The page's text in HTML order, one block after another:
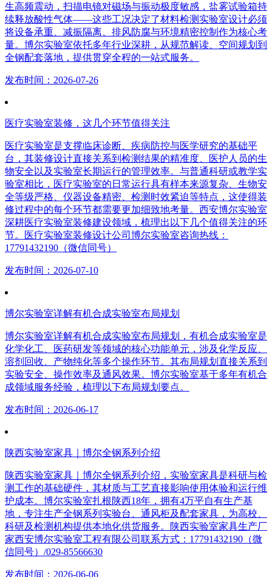
生高频震动，扫描电镜对磁场与振动极度敏感，盐雾试验箱持
续释放酸性气体——这些工况决定了材料检测实验室设计必须
将设备承重、减振隔离、排风防腐与环境精密控制作为核心考
量。博尔实验室依托多年行业深耕，从规范解读、空间规划到
全钢配套落地，提供贯穿全程的一站式服务。
发布时间：2026-07-26
医疗实验室装修，这几个环节值得关注
医疗实验室是支撑临床诊断、疾病防控与医学研究的基础平
台，其装修设计直接关系到检测结果的精准度、医护人员的生
物安全以及实验室长期运行的管理效率。与普通科研或教学实
验室相比，医疗实验室的日常运行具有样本来源复杂、生物安
全等级严格、仪器设备精密、检测时效紧迫等特点，这使得装
修过程中的每个环节都需要更加细致地考量。西安博尔实验室
深耕医疗实验室装修建设领域，梳理出以下几个值得关注的环
节。医疗实验室装修设计公司博尔实验室咨询热线：
17791432190（微信同号）
发布时间：2026-07-10
博尔实验室详解有机合成实验室布局规划
博尔实验室详解有机合成实验室布局规划，有机合成实验室是
化学化工、医药研发等领域的核心功能单元，涉及化学反应、
溶剂回收、产物纯化等多个操作环节。其布局规划直接关系到
实验安全、操作效率及通风效果。博尔实验室基于多年有机合
成领域服务经验，梳理以下布局规划要点。
发布时间：2026-06-17
陕西实验室家具｜博尔全钢系列介绍
陕西实验室家具｜博尔全钢系列介绍，实验室家具是科研与检
测工作的基础硬件，其材质与工艺直接影响使用体验和运行维
护成本。博尔实验室扎根陕西18年，拥有4万平自有生产基
地，专注生产全钢系列实验台、通风柜及配套家具，为高校、
科研及检测机构提供本地化供货服务。陕西实验室家具生产厂
家西安博尔实验室工程有限公司联系方式：17791432190（微
信同号）/029-85566630
发布时间：2026-06-06